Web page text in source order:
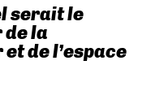
serait le
la
de l’espace